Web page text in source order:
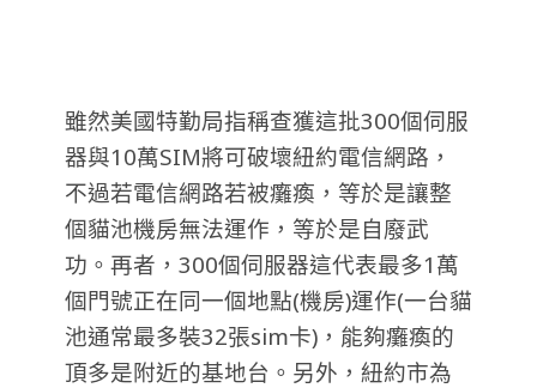
雖然美國特勤局指稱查獲這批300個伺服
器與10萬SIM將可破壞紐約電信網路，
不過若電信網路若被癱瘓，等於是讓整
個貓池機房無法運作，等於是自廢武
功。再者，300個伺服器這代表最多1萬
個門號正在同一個地點(機房)運作(一台貓
池通常最多裝32張sim卡)，能夠癱瘓的
頂多是附近的基地台。另外，紐約市為